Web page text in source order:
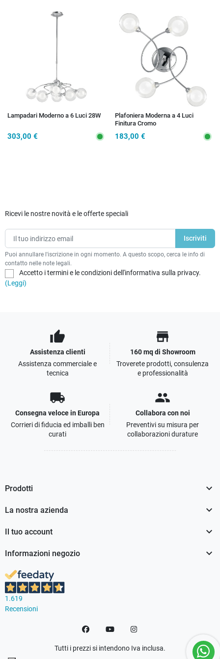
Lampadari Moderno a 6 Luci 28W
303,00 €
Plafoniera Moderna a 4 Luci
Finitura Cromo
183,00 €
Ricevi le nostre novità e le offerte speciali
Puoi annullare l'iscrizione in ogni momento. A questo scopo, cerca le info di
contatto nelle note legali.
Accetto i termini e le condizioni dell'informativa sulla privacy.
(Leggi)
thumb_up
Assistenza clienti
Assistenza commerciale e
tecnica
store
160 mq di Showroom
Troverete prodotti, consulenza
e professionalità
local_shipping
Consegna veloce in Europa
Corrieri di fiducia ed imballi ben
curati
people
Collabora con noi
Preventivi su misura per
collaborazioni durature
Prodotti 
La nostra azienda 
Il tuo account 
Informazioni negozio 
1.619
Recensioni
Tutti i prezzi si intendono Iva inclusa.